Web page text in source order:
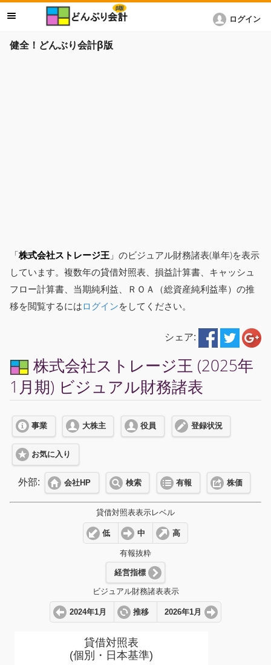
健全！どんぶり会計β版
ログイン
「株式会社ストレージ王 」のビジュアル財務諸表(単年)を表示
しています。複数年の貸借対照表、損益計算書、キャッシュ
フロー計算書、当期純利益、ＲＯＡ（総資産純利益率）の推
移を閲覧するにはログインをしてください。
シェア:
株式会社ストレージ王 (2025年
1月期) ビジュアル財務諸表
事業 大株主 役員 登録状況
お気に入り
外部: 会社HP 検索 有報 株価
貸借対照表表示レベル
低 中 高
有報抜粋
経営指標
ビジュアル財務諸表表示
2024年1月 推移 2026年1月
貸借対照表
(個別・日本基準)